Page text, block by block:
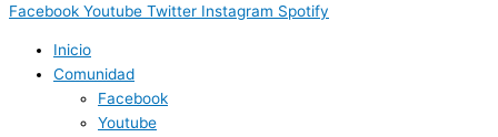
Facebook Youtube Twitter Instagram Spotify
Inicio
Comunidad
Facebook
Youtube